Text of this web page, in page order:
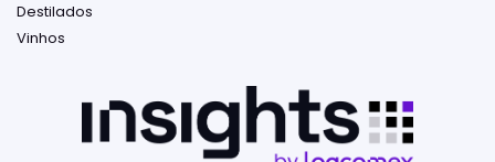
Destilados
Vinhos